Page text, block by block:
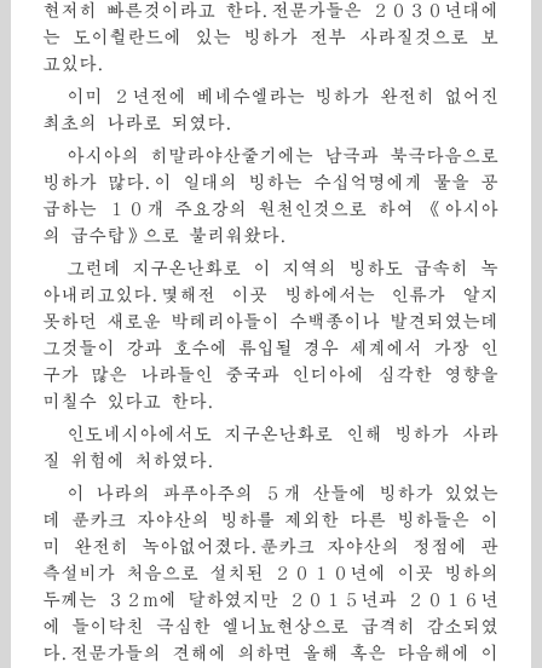
현저히 빠른것이라고 한다.전문가들은 ２０３０년대에
는 도이췰란드에 있는 빙하가 전부 사라질것으로 보
고있다.
이미 ２년전에 베네수엘라는 빙하가 완전히 없어진
최초의 나라로 되였다.
아시아의 히말라야산줄기에는 남극과 북극다음으로
빙하가 많다.이 일대의 빙하는 수십억명에게 물을 공
급하는 １０개 주요강의 원천인것으로 하여 《아시아
의 급수탑》으로 불리워왔다.
그런데 지구온난화로 이 지역의 빙하도 급속히 녹
아내리고있다.몇해전 이곳 빙하에서는 인류가 알지
못하던 새로운 박테리아들이 수백종이나 발견되였는데
그것들이 강과 호수에 류입될 경우 세계에서 가장 인
구가 많은 나라들인 중국과 인디아에 심각한 영향을
미칠수 있다고 한다.
인도네시아에서도 지구온난화로 인해 빙하가 사라
질 위험에 처하였다.
이 나라의 파푸아주의 ５개 산들에 빙하가 있었는
데 푼카크 자야산의 빙하를 제외한 다른 빙하들은 이
미 완전히 녹아없어졌다.푼카크 자야산의 정점에 관
측설비가 처음으로 설치된 ２０１０년에 이곳 빙하의
두께는 ３２m에 달하였지만 ２０１５년과 ２０１６년
에 들이닥친 극심한 엘니뇨현상으로 급격히 감소되였
다.전문가들의 견해에 의하면 올해 혹은 다음해에 이